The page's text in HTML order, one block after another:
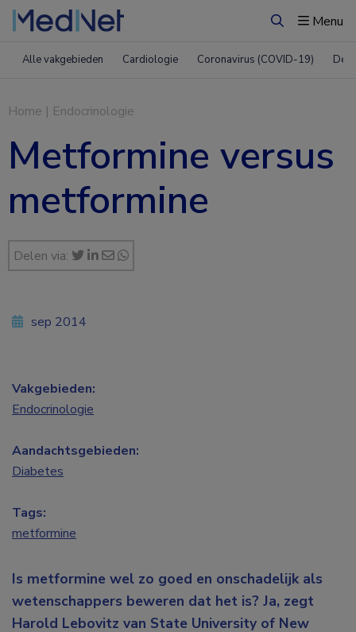
ZoekenMenu
Alle vakgebieden Cardiologie Coronavirus (COVID-19)
Home | Endocrinologie
Metformine versus
metformine
Delen via:
Is metformine wel zo goed en onschadelijk als
wetenschappers beweren dat het is? Ja, zegt
Harold Lebovitz van State University of New
sep 2014
Vakgebieden:
Endocrinologie
Aandachtsgebieden:
Diabetes
Tags:
metformine